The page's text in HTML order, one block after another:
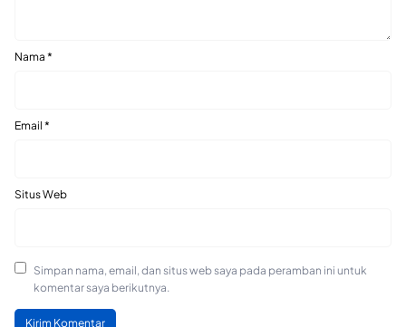
Nama *
Email *
Situs Web
Simpan nama, email, dan situs web saya pada peramban ini untuk
komentar saya berikutnya.